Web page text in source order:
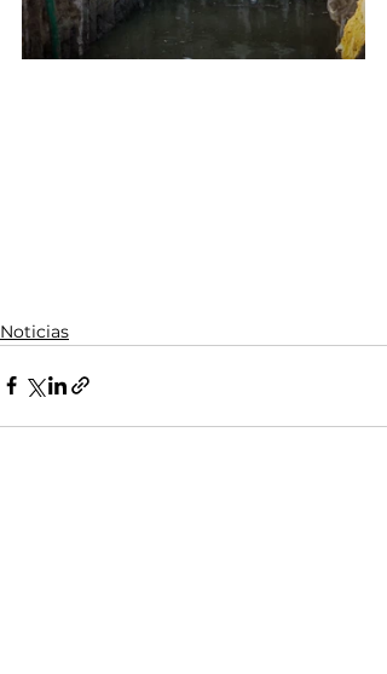
Noticias